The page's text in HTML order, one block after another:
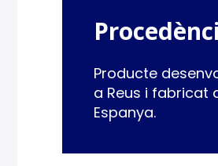
Producte
a Reus i fabricat
Espanya.